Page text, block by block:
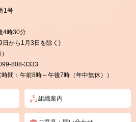
1号
4時30分
日から1月3日を除く)
808-3333
間：午前8時～午後7時（年中無休））
組織案内